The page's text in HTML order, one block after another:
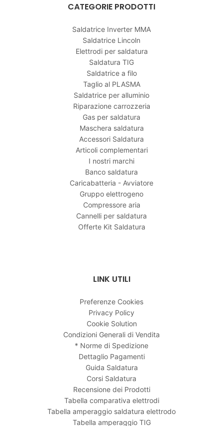
CATEGORIE PRODOTTI
Saldatrice Inverter MMA
Saldatrice Lincoln
Elettrodi per saldatura
Saldatura TIG
Saldatrice a filo
Taglio al PLASMA
Saldatrice per alluminio
Riparazione carrozzeria
Gas per saldatura
Maschera saldatura
Accessori Saldatura
Articoli complementari
I nostri marchi
Banco saldatura
Caricabatteria - Avviatore
Gruppo elettrogeno
Compressore aria
Cannelli per saldatura
Offerte Kit Saldatura
LINK UTILI
Preferenze Cookies
Privacy Policy
Cookie Solution
Condizioni Generali di Vendita
* Norme di Spedizione
Dettaglio Pagamenti
Guida Saldatura
Corsi Saldatura
Recensione dei Prodotti
Tabella comparativa elettrodi
Tabella amperaggio saldatura elettrodo
Tabella amperaggio TIG